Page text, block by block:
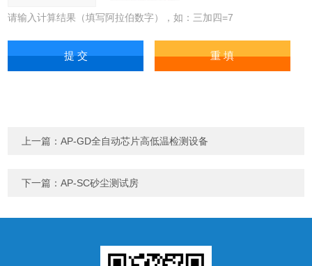
请输入计算结果（填写阿拉伯数字），如：三加四=7
上一篇：AP-GD全自动芯片高低温检测设备
下一篇：AP-SC砂尘测试房